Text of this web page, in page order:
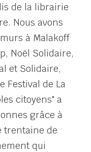
de la librairie
Nous avons
à Malakoff
Noël Solidaire,
et Solidaire,
Festival de La
citoyens" a
grâce à
trentaine de
qui